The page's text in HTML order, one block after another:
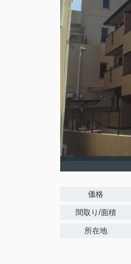
価格
間取り/面積
所在地